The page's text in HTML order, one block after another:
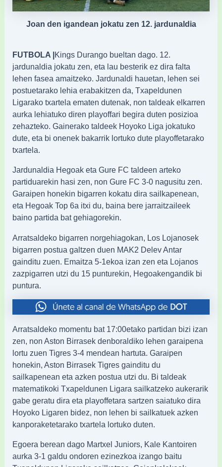
Joan den igandean jokatu zen 12. jardunaldia
FUTBOLA |Kings Durango bueltan dago. 12.
jardunaldia jokatu zen, eta lau besterik ez dira falta
lehen fasea amaitzeko. Jardunaldi hauetan, lehen sei
postuetarako lehia erabakitzen da, Txapeldunen
Ligarako txartela ematen dutenak, non taldeak elkarren
aurka lehiatuko diren playoffari begira duten posizioa
zehazteko. Gainerako taldeek Hoyoko Liga jokatuko
dute, eta bi onenek bakarrik lortuko dute playoffetarako
txartela.
Jardunaldia Hegoak eta Gure FC taldeen arteko
partiduarekin hasi zen, non Gure FC 3-0 nagusitu zen.
Garaipen honekin bigarren kokatu dira sailkapenean,
eta Hegoak Top 6a itxi du, baina bere jarraitzaileek
baino partida bat gehiagorekin.
Arratsaldeko bigarren norgehiagokan, Los Lojanosek
bigarren postua galtzen duen MAK2 Delev Antar
gainditu zuen. Emaitza 5-1ekoa izan zen eta Lojanos
zazpigarren utzi du 15 punturekin, Hegoakengandik bi
puntura.
Arratsaldeko momentu bat 17:00etako partidan bizi izan
zen, non Aston Birrasek denboraldiko lehen garaipena
lortu zuen Tigres 3-4 mendean hartuta. Garaipen
honekin, Aston Birrasek Tigres gainditu du
sailkapenean eta azken postua utzi du. Bi taldeak
matematikoki Txapeldunen Ligara sailkatzeko aukerarik
gabe geratu dira eta playoffetara sartzen saiatuko dira
Hoyoko Ligaren bidez, non lehen bi sailkatuek azken
kanporaketetarako txartela lortuko duten.
Egoera berean dago Martxel Juniors, Kale Kantoiren
aurka 3-1 galdu ondoren ezinezkoa izango baitu